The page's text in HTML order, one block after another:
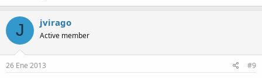
J jvirago
Active member
26 Ene 2013 #9